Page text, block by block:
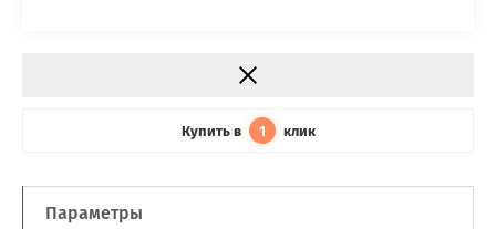
Купить в 1 клик
Параметры